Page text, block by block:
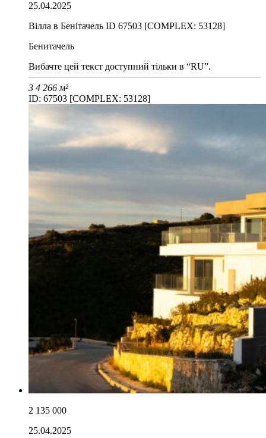
25.04.2025
Вілла в Бенітачель ID 67503 [COMPLEX: 53128]
Бенитачель
Вибачте цей текст доступний тільки в “RU”.
3 4 266 м²
ID: 67503 [COMPLEX: 53128]
2 135 000
25.04.2025